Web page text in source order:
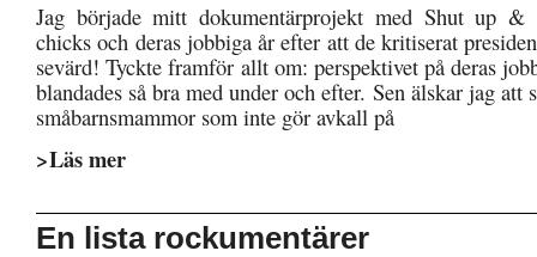
Jag började mitt dokumentärprojekt med Shut up
chicks och deras jobbiga år efter att de kritiserat
sevärd! Tyckte framför allt om: perspektivet på deras
blandades så bra med under och efter. Sen älskar jag att
småbarnsmammor som inte gör avkall på
>Läs mer
En lista rockumentärer